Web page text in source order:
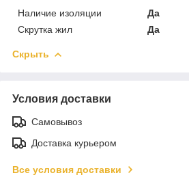
Наличие изоляции
Да
Скрутка жил
Да
Скрыть
Условия доставки
Самовывоз
Доставка курьером
Все условия доставки